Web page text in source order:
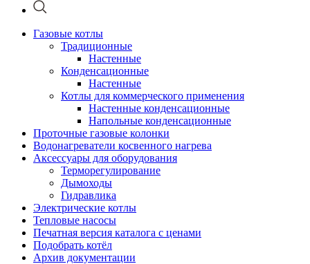
Газовые котлы
Традиционные
Настенные
Конденсационные
Настенные
Котлы для коммерческого применения
Настенные конденсационные
Напольные конденсационные
Проточные газовые колонки
Водонагреватели косвенного нагрева
Аксессуары для оборудования
Терморегулирование
Дымоходы
Гидравлика
Электрические котлы
Тепловые насосы
Печатная версия каталога с ценами
Подобрать котёл
Архив документации